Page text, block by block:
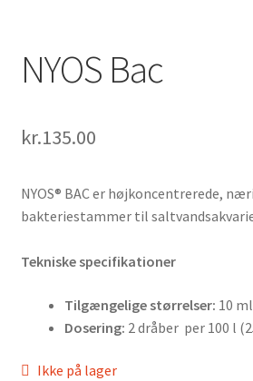
NYOS Bac
kr.135.00
NYOS® BAC er højkoncentrerede,
bakteriestammer til
Tekniske specifikationer
Tilgængelige størrelser: 10 ml
Dosering: 2 dråber per 100 l
Ikke på lager